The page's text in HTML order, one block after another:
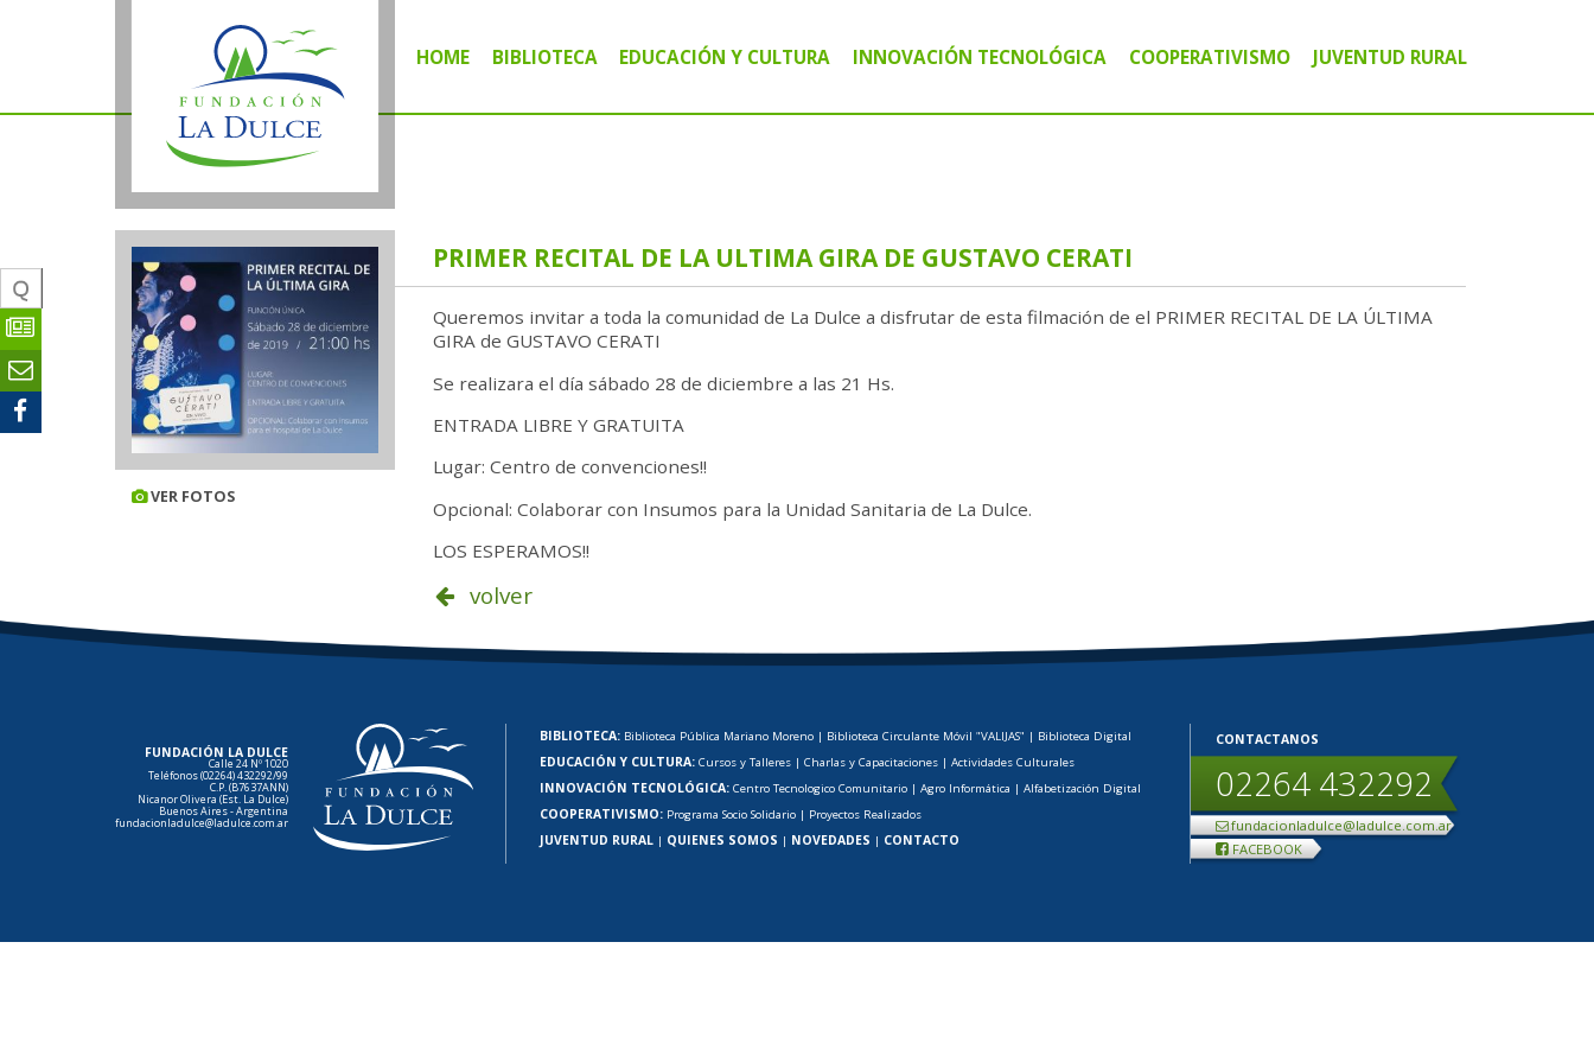
HOME BIBLIOTECA
BIBLIOTECA PÚBLICA MARIANO MORENO
EDUCACIÓN Y CULTURA
CURSOS Y TALLERES
INNOVACIÓN TECNOLÓGICA
CENTRO TECNOLÓGICO COMUNITARIO
COOPERATIVISMO JUVENTUD RURAL
VER FOTOS
PRIMER RECITAL DE LA ULTIMA GIRA DE GUSTAVO CERATI
Queremos invitar a toda la comunidad de La Dulce a disfrutar de esta filmación de el PRIMER RECITAL DE LA ÚLTIMA
GIRA de GUSTAVO CERATI
Se realizara el día sábado 28 de diciembre a las 21 Hs.
ENTRADA LIBRE Y GRATUITA
Lugar: Centro de convenciones!!
Opcional: Colaborar con Insumos para la Unidad Sanitaria de La Dulce.
LOS ESPERAMOS!!
volver
FUNDACIÓN LA DULCE
Calle 24 Nº 1020
Teléfonos (02264) 432292/99
C.P. (B7637ANN)
Nicanor Olivera (Est. La Dulce)
Buenos Aires - Argentina
fundacionladulce@ladulce.com.ar
BIBLIOTECA: Biblioteca Pública Mariano Moreno | Biblioteca Circulante Móvil "VALIJAS" | Biblioteca Digital
EDUCACIÓN Y CULTURA: Cursos y Talleres |Charlas y Capacitaciones |Actividades Culturales
INNOVACIÓN TECNOLÓGICA: Centro Tecnologico Comunitario |Agro Informática |Alfabetización Digital
COOPERATIVISMO: Programa Socio Solidario | Proyectos Realizados
JUVENTUD RURAL | QUIENES SOMOS | NOVEDADES | CONTACTO
CONTACTANOS
02264 432292
fundacionladulce@ladulce.com.ar
FACEBOOK